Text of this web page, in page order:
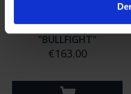
PICASSO (2023) OUNCE
"BULLFIGHT"
€163.00